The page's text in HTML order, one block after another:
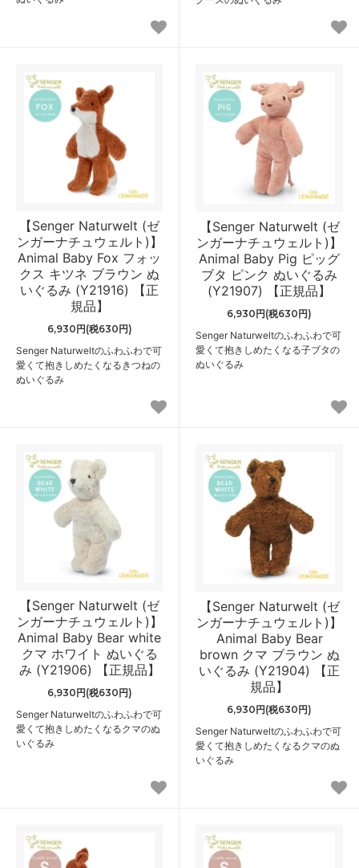
【Senger Naturwelt (ゼ
ンガーナチュウェルト)】
Animal Baby Fox フォッ
クス キツネ ブラウン ぬ
いぐるみ (Y21916) 【正
規品】
6,930円(税630円)
Senger Naturweltのふわふわで可
愛くて抱きしめたくなるきつねの
ぬいぐるみ
【Senger Naturwelt (ゼ
ンガーナチュウェルト)】
Animal Baby Pig ピッグ
ブタ ピンク ぬいぐるみ
(Y21907) 【正規品】
6,930円(税630円)
Senger Naturweltのふわふわで可
愛くて抱きしめたくなる子ブタの
ぬいぐるみ
【Senger Naturwelt (ゼ
ンガーナチュウェルト)】
Animal Baby Bear white
クマ ホワイト ぬいぐる
み (Y21906) 【正規品】
6,930円(税630円)
Senger Naturweltのふわふわで可
愛くて抱きしめたくなるクマのぬ
いぐるみ
【Senger Naturwelt (ゼ
ンガーナチュウェルト)】
Animal Baby Bear
brown クマ ブラウン ぬ
いぐるみ (Y21904) 【正
規品】
6,930円(税630円)
Senger Naturweltのふわふわで可
愛くて抱きしめたくなるクマのぬ
いぐるみ